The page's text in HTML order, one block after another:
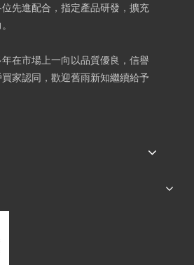
先進配合，指定產品研發，擴充
在市場上一向以品質優良，信譽
家認同，歡迎舊雨新知繼續給予